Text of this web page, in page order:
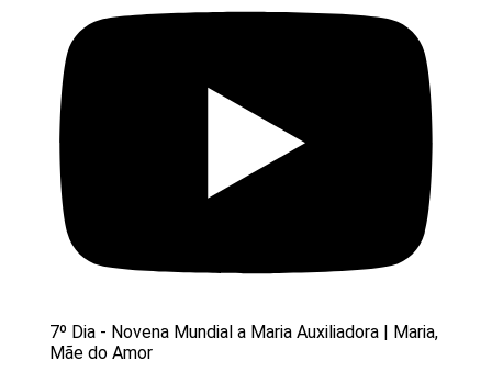
7º Dia - Novena Mundial a Maria Auxiliadora | Maria,
Mãe do Amor